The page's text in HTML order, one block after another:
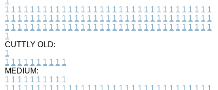
1 1 1 1 1 1 1 1 1 1 1 1 1 1 1 1 1 1 1 1 1 1 1 1 1 1 1 1 1 1 1 1 1
1 1 1 1 1 1 1 1 1 1 1 1 1 1 1 1 1 1 1 1 1 1 1 1 1 1 1 1 1 1 1 1 1
1 1 1 1 1 1 1 1 1 1 1 1 1 1 1 1 1 1 1 1 1 1 1 1 1 1 1 1 1 1 1 1 1
1
CUTTLY OLD:
1
1 1 1 1 1 1 1 1 1 1
MEDIUM:
1 1 1 1 1 1 1 1 1 1
1 1 1 1 1 1 1 1 1 1 1 1 1 1 1 1 1 1 1 1 1 1 1 1 1 1 1 1 1 1 1 1 1